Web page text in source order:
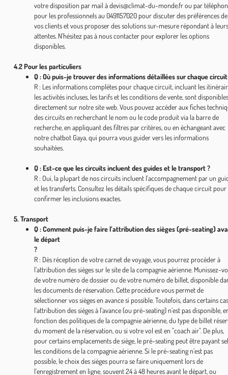
votre disposition par mail à devis@climat-du-monde.fr ou par
pour les professionnels au 0491157020 pour discuter des préférences de
vos clients et vous proposer des solutions sur-mesure répondant à leurs
attentes. N’hésitez pas à nous contacter pour explorer les options
disponibles.
4.2 Pour les particuliers
Q : Où puis-je trouver des informations détaillées sur chaque circuit
R : Les informations complètes pour chaque circuit, incluant les
les activités incluses, les tarifs et les conditions de vente, sont disponibles
directement sur notre site web. Vous pouvez accéder aux fiches
des circuits en recherchant le nom ou le code produit via la barre de
recherche, en appliquant des filtres par critères, ou en échangeant avec
notre chatbot Gaya, qui pourra vous guider vers les informations
souhaitées.
Q : Est-ce que les circuits incluent des guides et le transport ?
R : Oui, la plupart de nos circuits incluent l’accompagnement par un
et les transferts. Consultez les détails spécifiques de chaque circuit pour
confirmer les inclusions exactes.
5. Transport
Q : Comment puis-je faire l’attribution des sièges (pré-seating)
le départ
?
R : Dès réception de votre carnet de voyage, vous pourrez procéder à
l’attribution des sièges sur le site de la compagnie aérienne. Munissez-
de votre numéro de dossier ou de votre numéro de billet, disponible
les documents de réservation. Cette procédure vous permet de
sélectionner vos sièges en avance si possible. Toutefois, dans certains
l’attribution des sièges à l’avance (ou pré-seating) n’est pas disponible,
fonction des politiques de la compagnie aérienne, du type de billet
du moment de la réservation, ou si votre vol est en "coach air". De plus,
pour certains emplacements de siège, le pré-seating peut être payant
les conditions de la compagnie aérienne. Si le pré-seating n’est pas
possible, le choix des sièges pourra se faire uniquement lors de
l'enregistrement en ligne, souvent 24 à 48 heures avant le départ, ou